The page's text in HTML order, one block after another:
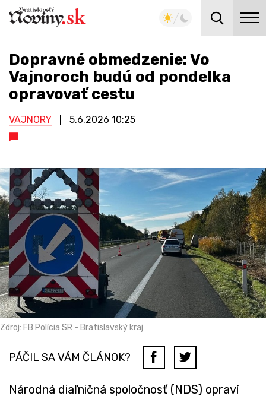
Dopravné obmedzenie: Vo
Vajnoroch budú od pondelka
opravovať cestu
VAJNORY 5.6.2026 10:25
Zdroj: FB Polícia SR - Bratislavský kraj
PÁČIL SA VÁM ČLÁNOK?
Národná diaľničná spoločnosť (NDS) opraví